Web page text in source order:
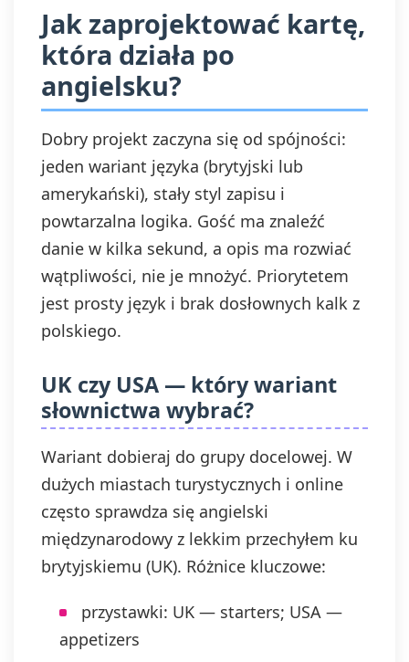
Jak zaprojektować kartę,
która działa po
angielsku?
Dobry projekt zaczyna się od spójności:
jeden wariant języka (brytyjski lub
amerykański), stały styl zapisu i
powtarzalna logika. Gość ma znaleźć
danie w kilka sekund, a opis ma rozwiać
wątpliwości, nie je mnożyć. Priorytetem
jest prosty język i brak dosłownych kalk z
polskiego.
UK czy USA — który wariant
słownictwa wybrać?
Wariant dobieraj do grupy docelowej. W
dużych miastach turystycznych i online
często sprawdza się angielski
międzynarodowy z lekkim przechyłem ku
brytyjskiemu (UK). Różnice kluczowe:
przystawki: UK — starters; USA —
appetizers